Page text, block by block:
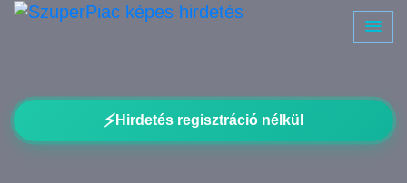
⚡Hirdetés regisztráció nélkül